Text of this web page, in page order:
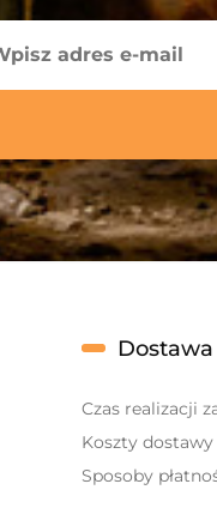
Dostawa
Czas realizacji
Koszty dostawy
Sposoby